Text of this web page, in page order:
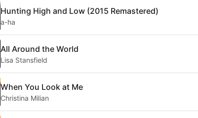
Hunting High and Low (2015 Remastered)
a-ha
All Around the World
Lisa Stansfield
When You Look at Me
Christina Milian